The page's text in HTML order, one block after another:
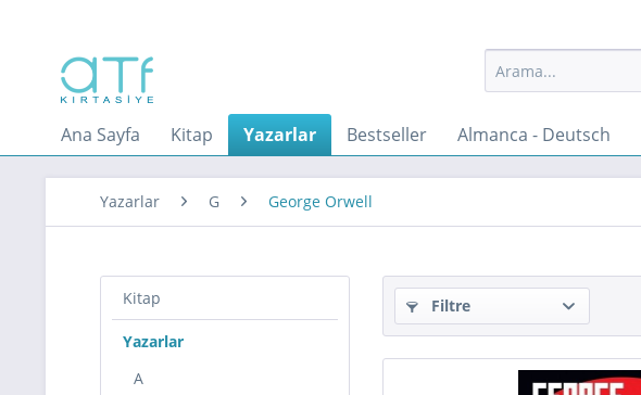
Ana Sayfa Kitap Yazarlar Bestseller Almanca - Deutsch
Yazarlar G George Orwell
Kitap
Yazarlar
A
Filtre